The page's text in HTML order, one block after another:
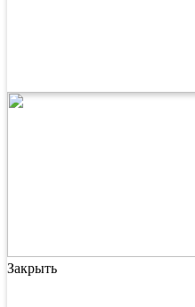
Закрыть